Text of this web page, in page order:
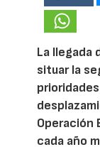
La llegada
situar la
Operación
cada año